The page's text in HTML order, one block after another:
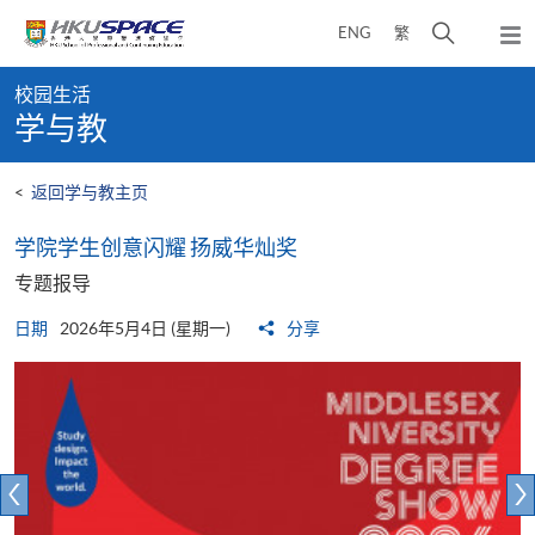
content
ENG 繁
开
弹
出
content
start
校园生活
学与教
< 返回学与教主页
​​学院学生​​创意闪耀 扬威华灿奖​
专题报导
日期 2026年5月4日 (星期一) 分享